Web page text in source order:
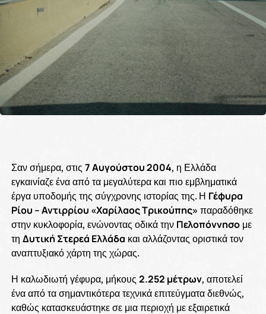
Σαν σήμερα, στις 7 Αυγούστου 2004, η Ελλάδα
εγκαινίαζε ένα από τα μεγαλύτερα και πιο εμβληματικά
έργα υποδομής της σύγχρονης ιστορίας της. Η Γέφυρα
Ρίου – Αντιρρίου «Χαρίλαος Τρικούπης» παραδόθηκε
στην κυκλοφορία, ενώνοντας οδικά την Πελοπόννησομε
τη Δυτική Στερεά Ελλάδα και αλλάζοντας οριστικά τον
αναπτυξιακό χάρτη της χώρας.
Η καλωδιωτή γέφυρα, μήκους 2.252 μέτρων, αποτελεί
ένα από τα σημαντικότερα τεχνικά επιτεύγματα διεθνώς,
καθώς κατασκευάστηκε σε μια περιοχή με εξαιρετικά